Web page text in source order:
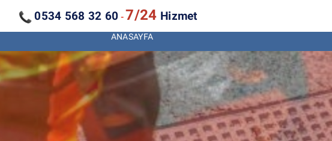
0534 568 32 60 - 7/24 Hizmet
ANASAYFA